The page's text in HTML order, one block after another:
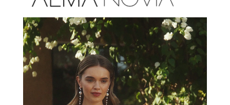
Reproductor
de
vídeo